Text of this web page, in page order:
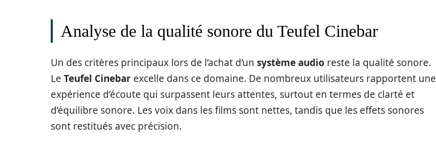
Analyse de la qualité sonore du Teufel Cinebar
Un des critères principaux lors de l’achat d’un système audio reste la qualité sonore.
Le Teufel Cinebar excelle dans ce domaine. De nombreux utilisateurs rapportent une
expérience d’écoute qui surpassent leurs attentes, surtout en termes de clarté et
d’équilibre sonore. Les voix dans les films sont nettes, tandis que les effets sonores
sont restitués avec précision.